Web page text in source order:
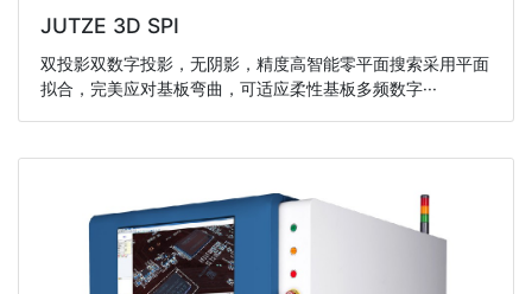
JUTZE 3D SPI
双投影双数字投影，无阴影，精度高智能零平面搜索采用平面
拟合，完美应对基板弯曲，可适应柔性基板多频数字···